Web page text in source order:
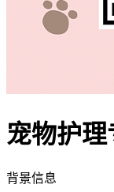
宠物护
背景信息